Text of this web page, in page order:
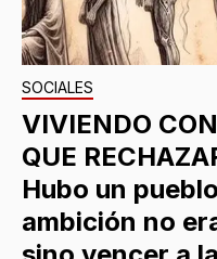
SOCIALES
VIVIENDO
QUE
Hubo un
ambición no